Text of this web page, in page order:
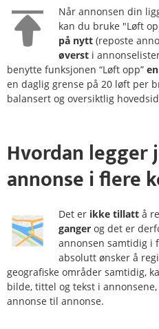
Når annonsen din
kan du bruke "Løft
på nytt (reposte
øverst i
benytte funksjonen “Løft opp”
en daglig grense på 20 løft per
balansert og oversiktlig
Hvordan legger
annonse iflere
Det er ikke tillatt å
ganger og det er
annonsen samtidig i
absolutt ønsker å
geografiske områder samtidig,
bilde, tittel og tekst i
annonse til annonse.